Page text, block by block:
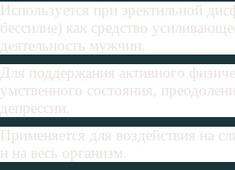
Используется при эректильной
бессилие) как средство
деятельность мужчин.
Для поддержания активного
умственного состояния,
депрессии.
Применяется для воздействия на
и на весь организм.